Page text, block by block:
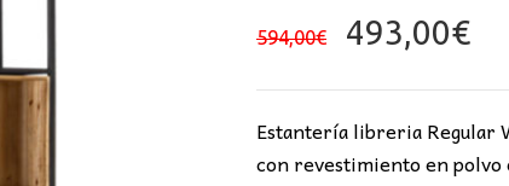
594,00€
El
original
era:
594,00€.
493,00€El
Estantería libreria Regular
con revestimiento en polvo